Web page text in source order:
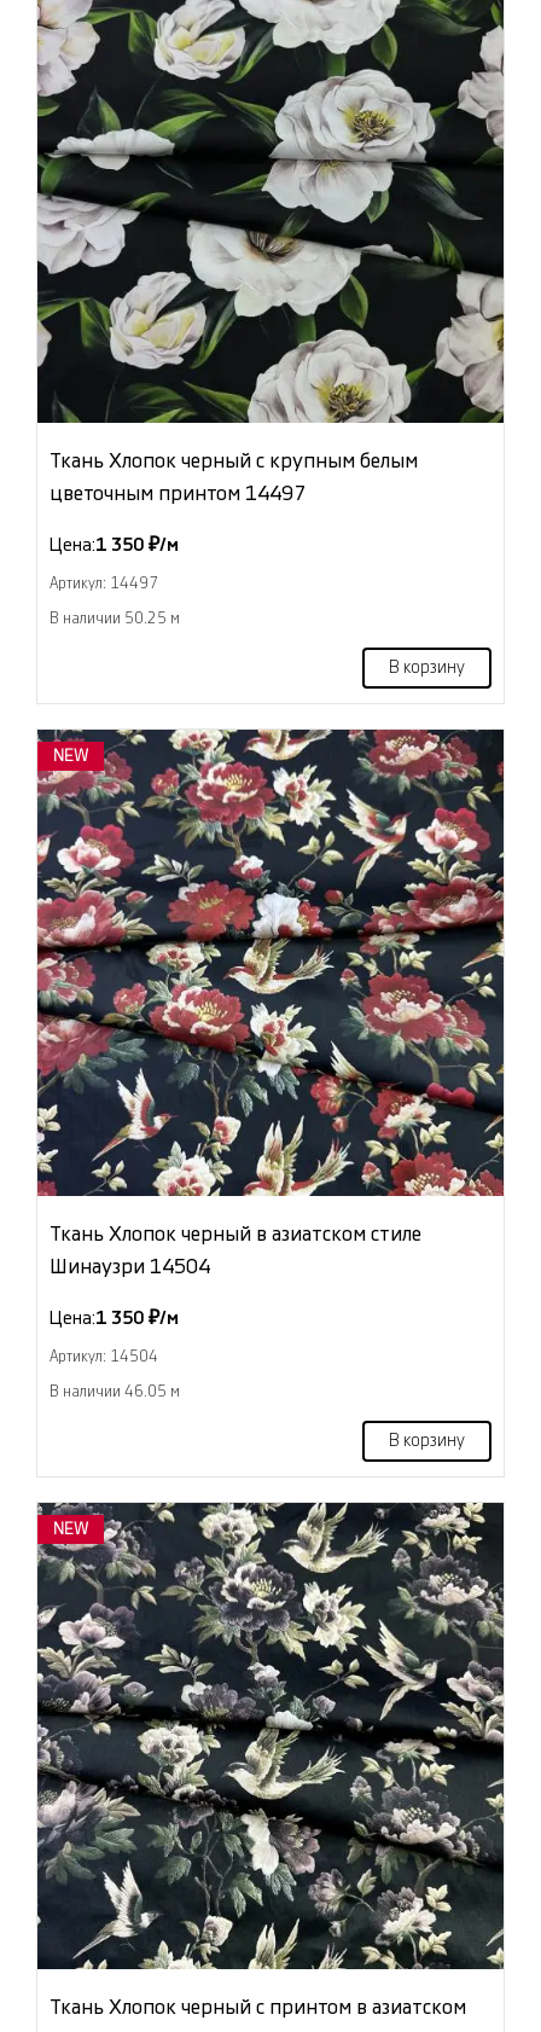
Ткань Хлопок черный с крупным белым
цветочным принтом 14497
Цена:1 350 ₽/м
Артикул: 14497
В наличии 50.25 м
В корзину
NEW
Ткань Хлопок черный в азиатском стиле
Шинаузри 14504
Цена:1 350 ₽/м
Артикул: 14504
В наличии 46.05 м
В корзину
NEW
Ткань Хлопок черный с принтом в азиатском